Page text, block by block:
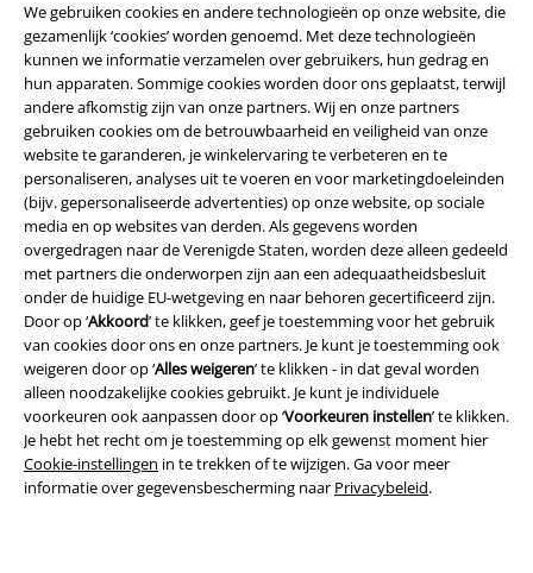
We gebruiken cookies en andere technologieën op onze website, die
gezamenlijk ‘cookies’ worden genoemd. Met deze technologieën
kunnen we informatie verzamelen over gebruikers, hun gedrag en
hun apparaten. Sommige cookies worden door ons geplaatst, terwijl
andere afkomstig zijn van onze partners. Wij en onze partners
gebruiken cookies om de betrouwbaarheid en veiligheid van onze
website te garanderen, je winkelervaring te verbeteren en te
personaliseren, analyses uit te voeren en voor marketingdoeleinden
(bijv. gepersonaliseerde advertenties) op onze website, op sociale
media en op websites van derden. Als gegevens worden
overgedragen naar de Verenigde Staten, worden deze alleen gedeeld
met partners die onderworpen zijn aan een adequaatheidsbesluit
onder de huidige EU-wetgeving en naar behoren gecertificeerd zijn.
Door op ‘Akkoord’ te klikken, geef je toestemming voor het gebruik
van cookies door ons en onze partners. Je kunt je toestemming ook
weigeren door op ‘Alles weigeren’ te klikken - in dat geval worden
alleen noodzakelijke cookies gebruikt. Je kunt je individuele
voorkeuren ook aanpassen door op ‘Voorkeuren instellen’ te klikken.
Je hebt het recht om je toestemming op elk gewenst moment hier
Cookie-instellingen in te trekken of te wijzigen. Ga voor meer
informatie over gegevensbescherming naar Privacybeleid.
Legal
Algemene Voorwaarden
Bedrijfsgegevens
Privacyverklaring
Verklaring van conformiteit